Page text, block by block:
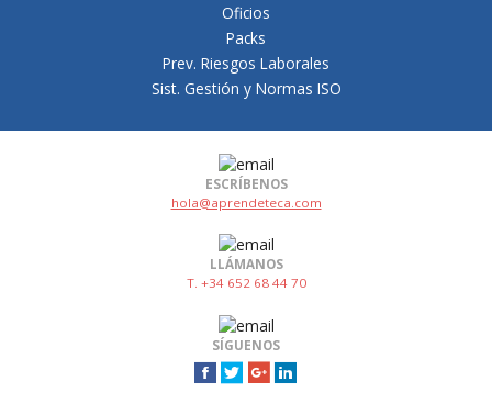
Oficios
Packs
Prev. Riesgos Laborales
Sist. Gestión y Normas ISO
ESCRÍBENOS
hola@aprendeteca.com
LLÁMANOS
T. +34 652 68 44 70
SÍGUENOS